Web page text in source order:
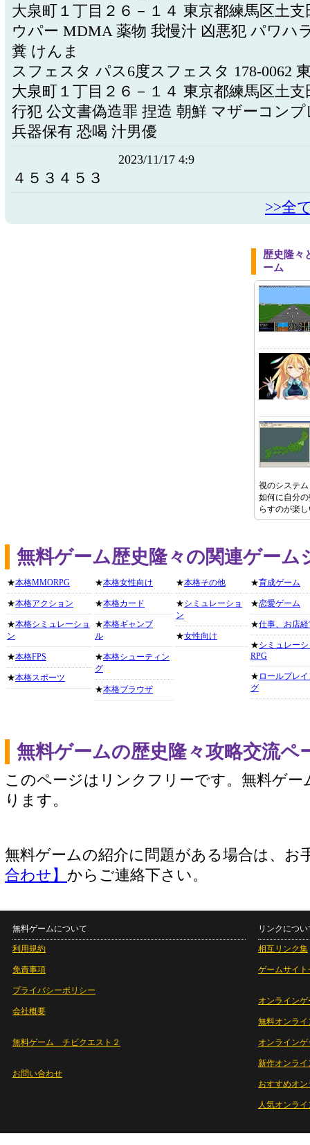
大泉町１丁目２６－１４ 東京都練馬区土
ウパー MDMA 薬物 我慢汁 凶悪犯 パワハ
糞 けんま
スフェスタ パス6度スフェスタ 178-0062
大泉町１丁目２６－１４ 東京都練馬区土支
行犯 公文書偽造罪 捏造 朝鮮 マザーコン
兵器保有 恐喝 汁男優
2023/11/17 4:9
４５３４５３
>>全
歴史隆々
ーム
視のシステ
如何に自分
らすのが楽
無料ゲーム歴史隆々の関連ゲーム
★本格MMORPG
★本格アクション
★本格シミュレーショ
ン
★本格FPS
★本格スポーツ
★本格女性向け
★本格カード
★本格ギャンブ
ル
★本格シューティン
グ
★本格ブラウザ
★本格その他
★シミュレーショ
ン
★女性向け
★育成ゲーム
★恋愛ゲーム
★仕事、お店
★シミュレー
RPG
★ ロールプレ
グ
無料ゲームの歴史隆々攻略交流ペ
このページはリンクフリーです。無料ゲー
ります。
無料ゲームの紹介に問題がある場合は、お
合わせ】 からご連絡下さい。
無料ゲームについて
利用規約
免責事項
プライバシーポリシー
会社概要
無料ゲーム チビクエスト２
お問い合わせ
リンクについ
相互リンク集
ゲームサイト
オンラインゲ
無料オンライ
オンライン
新作オンライ
おすすめオ
人気オンラ